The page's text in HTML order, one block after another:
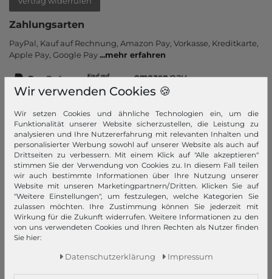
Zahlungsarten
PayPal, Kauf auf Rechnung, Amazon Pay, Vor­kasse, Kredit­karte,
Apple Pay, Google Pay...mehr erfahren
Versand
Wir versenden schnell, sicher und kostenlos mit DHL (ab 25 €
Bestell­wert - gilt nur bei Bestel­lungen inner­halb Deutsch­lands).
Die Ver­sendung Ihrer Ware er­folgt sofort nach Zahlungs­
eingang ...mehr erfahren
Wir verwenden Cookies 🍪
Wir setzen Cookies und ähnliche Technologien ein, um die
Funktionalität unserer Website sicherzustellen, die Leistung zu
analysieren und Ihre Nutzererfahrung mit relevanten Inhalten und
personalisierter Werbung sowohl auf unserer Website als auch auf
Drittseiten zu verbessern. Mit einem Klick auf "Alle akzeptieren"
stimmen Sie der Verwendung von Cookies zu. In diesem Fall teilen
wir auch bestimmte Informationen über Ihre Nutzung unserer
Website mit unseren Marketingpartnern/Dritten. Klicken Sie auf
"Weitere Einstellungen", um festzulegen, welche Kategorien Sie
zulassen möchten. Ihre Zustimmung können Sie jederzeit mit
Wirkung für die Zukunft widerrufen. Weitere Informationen zu den
von uns verwendeten Cookies und Ihren Rechten als Nutzer finden
Sie hier:
Daten­schutz­erklärung Impressum